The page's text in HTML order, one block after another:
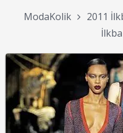
ModaKolik 2011